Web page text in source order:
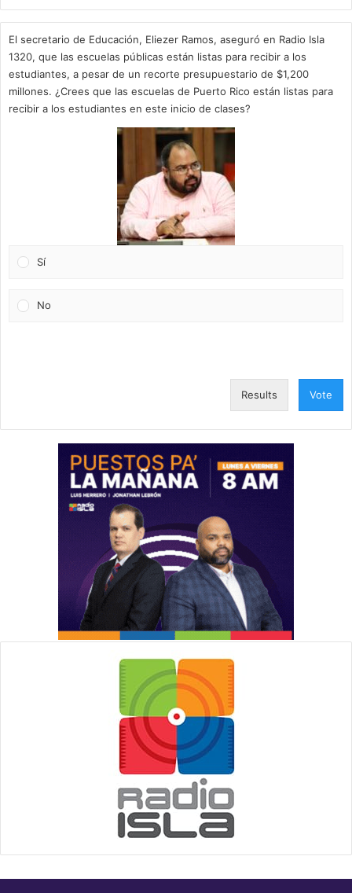
El secretario de Educación, Eliezer Ramos, aseguró en Radio Isla
1320, que las escuelas públicas están listas para recibir a los
estudiantes, a pesar de un recorte presupuestario de $1,200
millones. ¿Crees que las escuelas de Puerto Rico están listas para
recibir a los estudiantes en este inicio de clases?
Sí
No
Results Vote